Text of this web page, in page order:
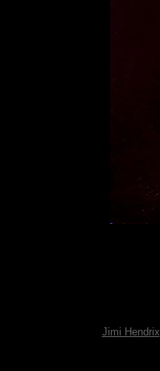
Jimi Hendrix